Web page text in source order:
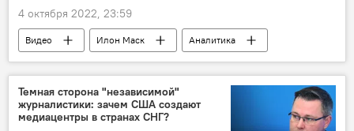
4 октября 2022, 23:59
Видео Илон Маск
Аналитика
Политика
Украина
Россия
США
Темная сторона "независимой"
журналистики: зачем США создают
медиацентры в странах СНГ?